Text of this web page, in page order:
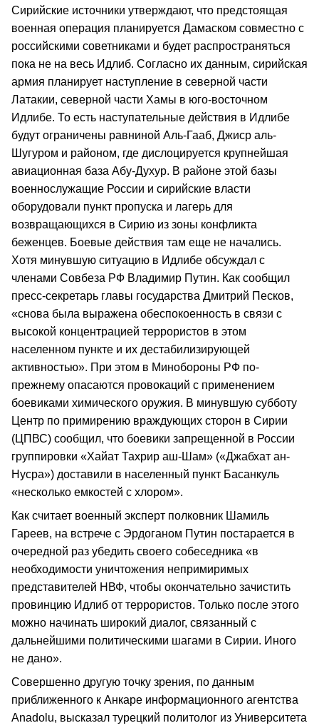
Сирийские источники утверждают, что предстоящая
военная операция планируется Дамаском совместно с
российскими советниками и будет распространяться
пока не на весь Идлиб. Согласно их данным, сирийская
армия планирует наступление в северной части
Латакии, северной части Хамы в юго-восточном
Идлибе. То есть наступательные действия в Идлибе
будут ограничены равниной Аль-Гааб, Джиср аль-
Шугуром и районом, где дислоцируется крупнейшая
авиационная база Абу-Духур. В районе этой базы
военнослужащие России и сирийские власти
оборудовали пункт пропуска и лагерь для
возвращающихся в Сирию из зоны конфликта
беженцев. Боевые действия там еще не начались.
Хотя минувшую ситуацию в Идлибе обсуждал с
членами Совбеза РФ Владимир Путин. Как сообщил
пресс-секретарь главы государства Дмитрий Песков,
«снова была выражена обеспокоенность в связи с
высокой концентрацией террористов в этом
населенном пункте и их дестабилизирующей
активностью». При этом в Минобороны РФ по-
прежнему опасаются провокаций с применением
боевиками химического оружия. В минувшую субботу
Центр по примирению враждующих сторон в Сирии
(ЦПВС) сообщил, что боевики запрещенной в России
группировки «Хайат Тахрир аш-Шам» («Джабхат ан-
Нусра») доставили в населенный пункт Басанкуль
«несколько емкостей с хлором».
Как считает военный эксперт полковник Шамиль
Гареев, на встрече с Эрдоганом Путин постарается в
очередной раз убедить своего собеседника «в
необходимости уничтожения непримиримых
представителей НВФ, чтобы окончательно зачистить
провинцию Идлиб от террористов. Только после этого
можно начинать широкий диалог, связанный с
дальнейшими политическими шагами в Сирии. Иного
не дано».
Совершенно другую точку зрения, по данным
приближенного к Анкаре информационного агентства
Anadolu, высказал турецкий политолог из Университета